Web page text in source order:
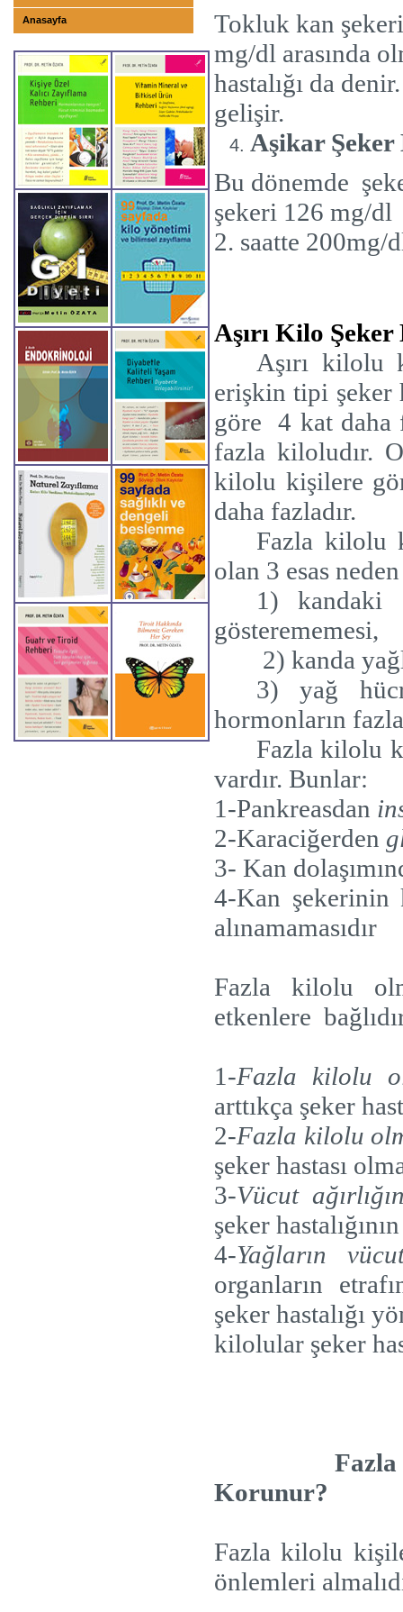
Anasayfa
Tokluk kan
mg/dl arasında
hastalığı da
gelişir.
Aşikar Şeker
Bu dönemde
şekeri 126 mg/dl
2. saatte 200mg/
Aşırı Kilo Şeker
Aşırı
erişkin tipi şeker
göre
4 kat daha
fazla kiloludır.
kilolu kişilere
daha fazladır.
Fazla kilolu
olan 3 esas
1) kandaki
gösterememesi,
2) kanda
3) yağ
hormonların
Fazla kilolu
vardır. Bunlar:
1-Pankreasdan
2-Karaciğerden
3- Kan
4-Kan şekerinin
alınamamasıdır
Fazla kilolu
etkenlere
1-Fazla kilolu
arttıkça şeker
2-Fazla kilolu
şeker hastası
3-Vücut
şeker
4-Yağların
organların
şeker hastalığı
kilolular şeker
Korunur?
Fazla kilolu
önlemleri